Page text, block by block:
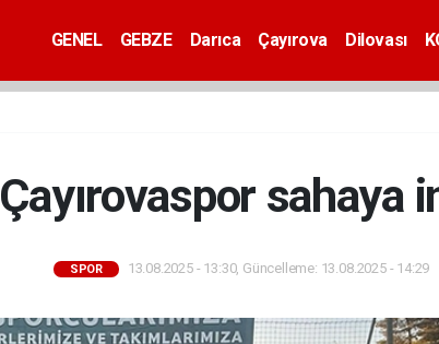
GENEL GEBZE Darıca Çayırova Dilovası
Çayırovaspor sahaya
SPOR 13.08.2025 - 13:30, Güncelleme: 13.08.2025 - 14:29